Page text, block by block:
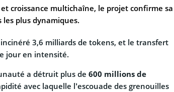
croissance multichaîne, le projet confirme sa
les plus dynamiques.
3,6 milliards de tokens, et le transfert
jour en intensité.
a détruit plus de 600 millions de
avec laquelle l’escouade des grenouilles